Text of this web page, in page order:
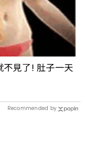
不見了! 肚子一天
Recommended by